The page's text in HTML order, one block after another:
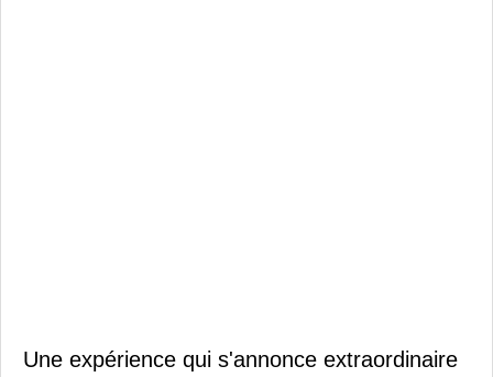
Une expérience qui s'annonce extraordinaire